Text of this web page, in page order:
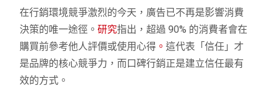
在行銷環境競爭激烈的今天，廣告已不再是影響消費
決策的唯一途徑。研究指出，超過 90% 的消費者會在
購買前參考他人評價或使用心得 。這代表「信任」才
是品牌的核心競爭力，而口碑行銷正是建立信任最有
效的方式。